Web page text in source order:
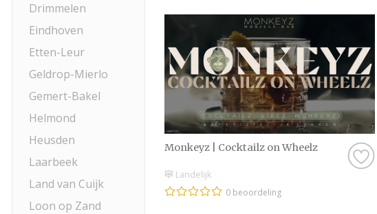
Drimmelen
Eindhoven
Etten-Leur
Geldrop-Mierlo
Gemert-Bakel
Helmond
Heusden
Laarbeek
Land van Cuijk
Loon op Zand
Monkeyz | Cocktailz on Wheelz
Landelijk
0 beoordeling